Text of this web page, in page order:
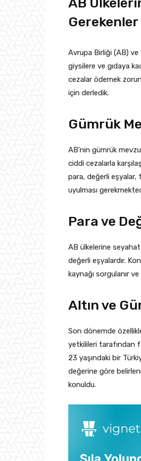
AB
Gerekenler
Avrupa Birliği (AB) ve
giysilere ve gıdaya
cezalar ödemek
için derledik.
Gümrük
AB’nin gümrük
ciddi cezalarla
para, değerli eşyalar,
uyulması
Para ve
AB ülkelerine
değerli eşyalardır.
kaynağı sorgulanır
Altın ve
Son dönemde
yetkilileri tarafından
23 yaşındaki bir
değerine göre
konuldu.